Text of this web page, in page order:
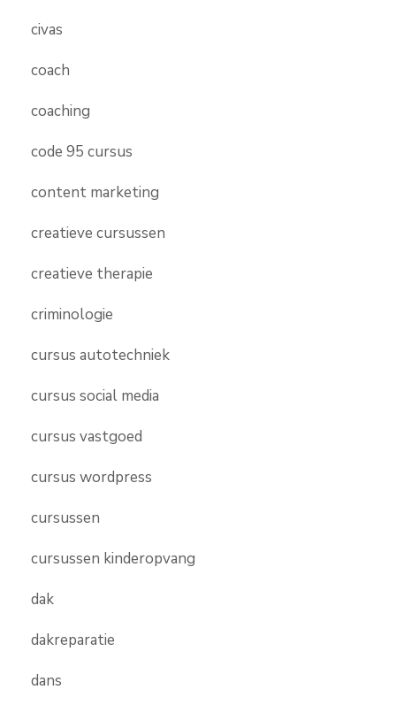
civas
coach
coaching
code 95 cursus
content marketing
creatieve cursussen
creatieve therapie
criminologie
cursus autotechniek
cursus social media
cursus vastgoed
cursus wordpress
cursussen
cursussen kinderopvang
dak
dakreparatie
dans